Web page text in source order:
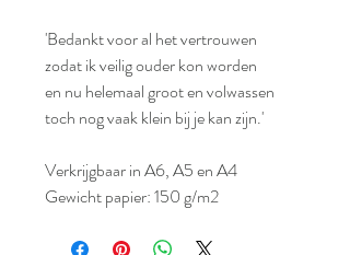
'Bedankt voor al het vertrouwen
zodat ik veilig ouder kon worden
en nu helemaal groot en volwassen
toch nog vaak klein bij je kan zijn.'
Verkrijgbaar in A6, A5 en A4
Gewicht papier: 150 g/m2